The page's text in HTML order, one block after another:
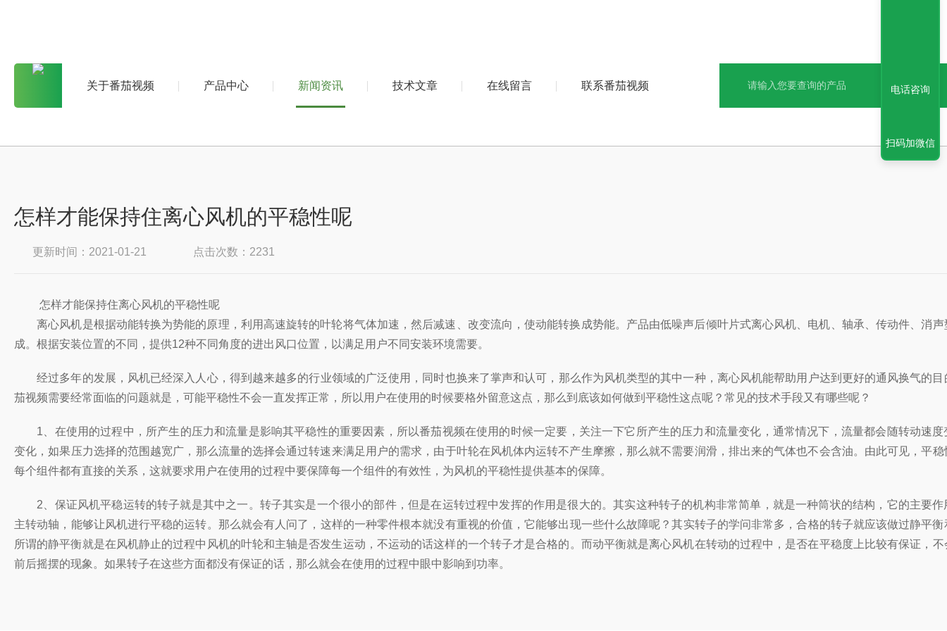
关于番茄视频 产品中心 新闻资讯 技术文章 在线留言 联系番茄视频
怎样才能保持住离心风机的平稳性呢
更新时间：2021-01-21 点击次数：2231
怎样才能保持住离心风机的平稳性呢
离心风机是根据动能转换为势能的原理，利用高速旋转的叶轮将气体加速，然后减速、改变流向，使动能转换成势能。产品由低噪声后倾叶片式离心风机、电机、轴承、传动件、消
成。根据安装位置的不同，提供12种不同角度的进出风口位置，以满足用户不同安装环境需要。
经过多年的发展，风机已经深入人心，得到越来越多的行业领域的广泛使用，同时也换来了掌声和认可，那么作为风机类型的其中一种，离心风机能帮助用户达到更好的通风换气的目的
茄视频需要经常面临的问题就是，可能平稳性不会一直发挥正常，所以用户在使用的时候要格外留意这点，那么到底该如何做到平稳性这点呢？常见的技术手段又有哪些呢？
1、在使用的过程中，所产生的压力和流量是影响其平稳性的重要因素，所以番茄视频在使用的时候一定要，关注一下它所产生的压力和流量变化，通常情况下，流量都会随转动速
变化，如果压力选择的范围越宽广，那么流量的选择会通过转速来满足用户的需求，由于叶轮在风机体内运转不产生摩擦，那么就不需要润滑，排出来的气体也不会含油。由此可见，平
每个组件都有直接的关系，这就要求用户在使用的过程中要保障每一个组件的有效性，为风机的平稳性提供基本的保障。
2、保证风机平稳运转的转子就是其中之一。转子其实是一个很小的部件，但是在运转过程中发挥的作用是很大的。其实这种转子的机构非常简单，就是一种筒状的结构，它的主要
主转动轴，能够让风机进行平稳的运转。那么就会有人问了，这样的一种零件根本就没有重视的价值，它能够出现一些什么故障呢？其实转子的学问非常多，合格的转子就应该做过静平衡
所谓的静平衡就是在风机静止的过程中风机的叶轮和主轴是否发生运动，不运动的话这样的一个转子才是合格的。而动平衡就是离心风机在转动的过程中，是否在平稳度上比较有保证，
前后摇摆的现象。如果转子在这些方面都没有保证的话，那么就会在使用的过程中眼中影响到功率。
电话咨询
扫码加微信